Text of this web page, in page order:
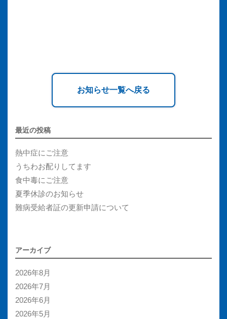
お知らせ一覧へ戻る
最近の投稿
熱中症にご注意
うちわお配りしてます
食中毒にご注意
夏季休診のお知らせ
難病受給者証の更新申請について
アーカイブ
2026年8月
2026年7月
2026年6月
2026年5月